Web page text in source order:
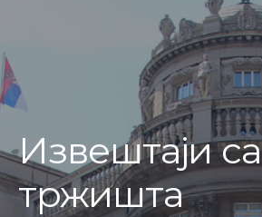
Извештаји са
тржишта